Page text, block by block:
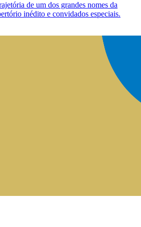
de um dos grandes nomes da
inédito e convidados especiais.